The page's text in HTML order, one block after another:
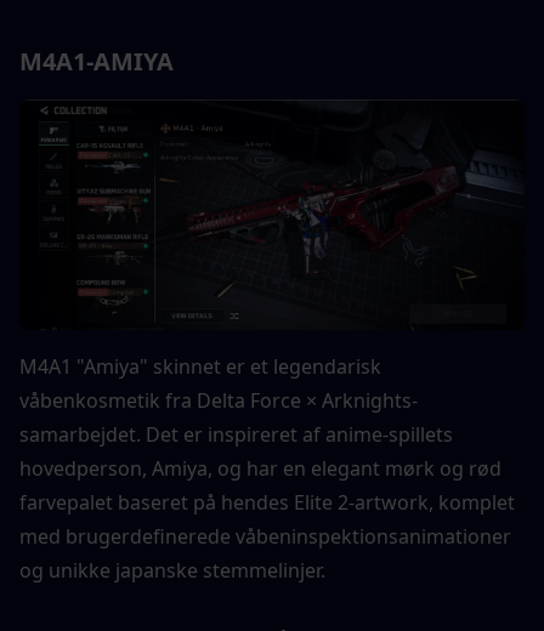
M4A1-AMIYA
M4A1 "Amiya" skinnet er et legendarisk
våbenkosmetik fra Delta Force × Arknights-
samarbejdet. Det er inspireret af anime-spillets
hovedperson, Amiya, og har en elegant mørk og rød
farvepalet baseret på hendes Elite 2-artwork, komplet
med brugerdefinerede våbeninspektionsanimationer
og unikke japanske stemmelinjer.